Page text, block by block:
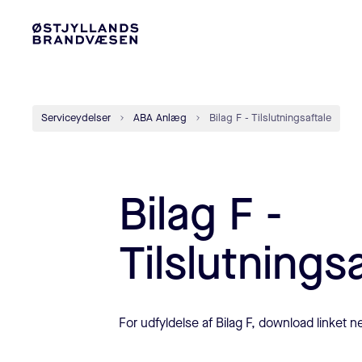
Serviceydelser ABA Anlæg Bilag F - Tilslutningsaftale
Bilag F -
For udfyldelse af Bilag F, download linket